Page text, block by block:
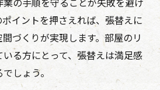
イントを押さえれば、張替えに
づくりが実現します。部屋のリ
る方にとって、張替えは満足感
しょう。